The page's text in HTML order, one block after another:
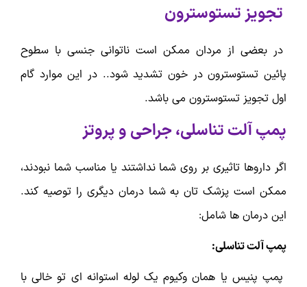
تجویز تستوسترون
در بعضی از مردان ممکن است ناتوانی جنسی با سطوح
پائین تستوسترون در خون تشدید شود.. در این موارد گام
اول تجویز تستوسترون می باشد.
پمپ آلت تناسلی، جراحی و پروتز
اگر داروها تاثیری بر روی شما نداشتند یا مناسب شما نبودند،
ممکن است پزشک تان به شما درمان دیگری را توصیه کند.
این درمان ها شامل:
پمپ آلت تناسلی:
پمپ پنیس یا همان وکیوم یک لوله استوانه ای تو خالی با